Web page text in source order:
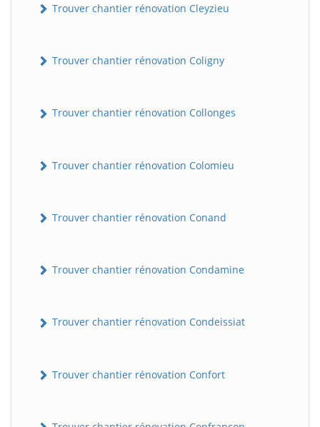
Trouver chantier rénovation Cleyzieu
Trouver chantier rénovation Coligny
Trouver chantier rénovation Collonges
Trouver chantier rénovation Colomieu
Trouver chantier rénovation Conand
Trouver chantier rénovation Condamine
Trouver chantier rénovation Condeissiat
Trouver chantier rénovation Confort
BatiWebPro